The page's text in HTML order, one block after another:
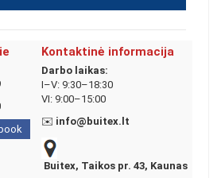
Kontaktinė informacija
Darbo laikas:
I–V: 9:30–18:30
VI: 9:00–15:00
✉️ info@buitex.lt
Buitex, Taikos pr. 43, Kaunas